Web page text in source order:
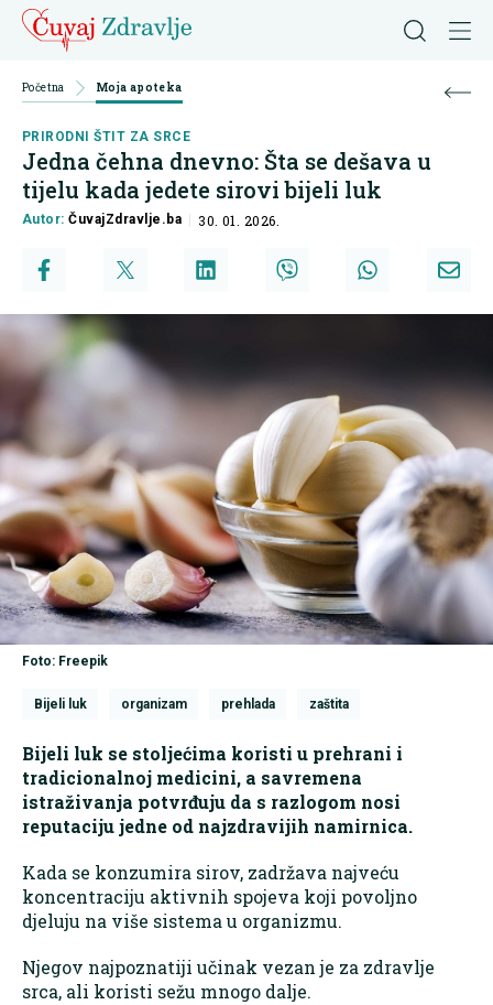
Početna Moja apoteka
PRIRODNI ŠTIT ZA SRCE
Jedna čehna dnevno: Šta se dešava u
tijelu kada jedete sirovi bijeli luk
Autor:ČuvajZdravlje.ba 30. 01. 2026.
Foto: Freepik
Bijeli luk organizam prehlada zaštita
Bijeli luk se stoljećima koristi u prehrani i
tradicionalnoj medicini, a savremena
istraživanja potvrđuju da s razlogom nosi
reputaciju jedne od najzdravijih namirnica.
Kada se konzumira sirov, zadržava najveću
koncentraciju aktivnih spojeva koji povoljno
djeluju na više sistema u organizmu.
Njegov najpoznatiji učinak vezan je za zdravlje
srca, ali koristi sežu mnogo dalje.